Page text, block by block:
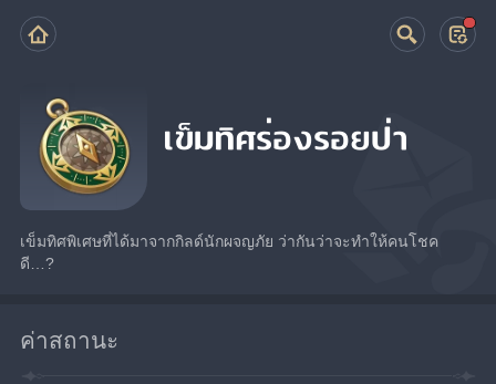
เข็มทิศร่องรอยป่า
เข็มทิศพิเศษที่ได้มาจากกิลด์นักผจญภัย ว่ากันว่าจะทำให้คนโชค
ดี…?
ค่าสถานะ